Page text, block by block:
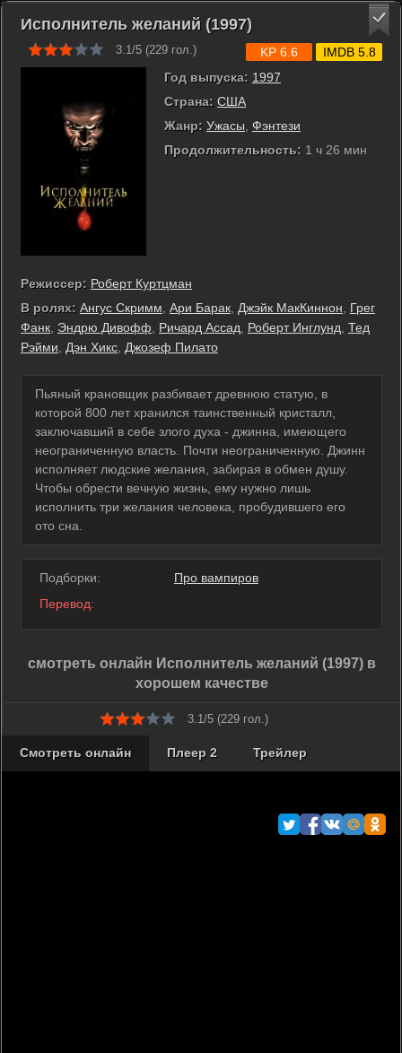
Исполнитель желаний (1997)
3.1/5 (229 гол.)
Год выпуска: 1997
Страна: США
Жанр: Ужасы Фэнтези
Продолжительность: 1 ч 26 мин
KP 6.6 IMDB 5.8
Режиссер: Роберт Куртцман
В ролях: Ангус Скримм Ари Барак Джэйк МакКиннон
Грег
Фанк Эндрю Дивофф Ричард Ассад Роберт Инглунд Тед
Рэйми
Дэн Хикс Джозеф Пилато
Пьяный крановщик разбивает древнюю статую, в
которой 800 лет хранился таинственный кристалл,
заключавший в себе злого духа - джинна, имеющего
неограниченную власть. Почти неограниченную. Джинн
исполняет людские желания, забирая в обмен душу.
Чтобы обрести вечную жизнь, ему нужно лишь
исполнить три желания человека, пробудившего его
ото сна.
Подборки:
Про вампиров
Перевод:
смотреть онлайн Исполнитель желаний (1997) в
хорошем качестве
3.1/5 (229гол.)
Смотреть онлайн Плеер 2 Трейлер